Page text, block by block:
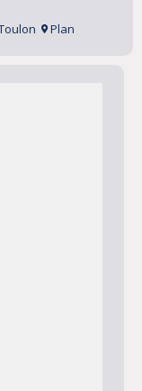
Plan